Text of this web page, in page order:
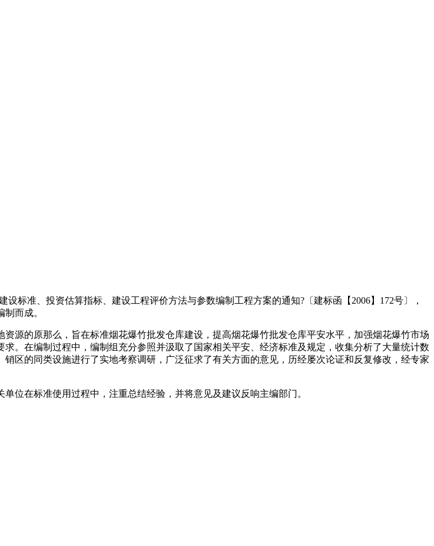
标准、投资估算指标、建设工程评价方法与参数编制工程方案的通知?〔建标函【2006】172号〕，
而成。
源的原那么，旨在标准烟花爆竹批发仓库建设，提高烟花爆竹批发仓库平安水平，加强烟花爆竹市场
。在编制过程中，编制组充分参照并汲取了国家相关平安、经济标准及规定，收集分析了大量统计数
区的同类设施进行了实地考察调研，广泛征求了有关方面的意见，历经屡次论证和反复修改，经专家
位在标准使用过程中，注重总结经验，并将意见及建议反响主编部门。